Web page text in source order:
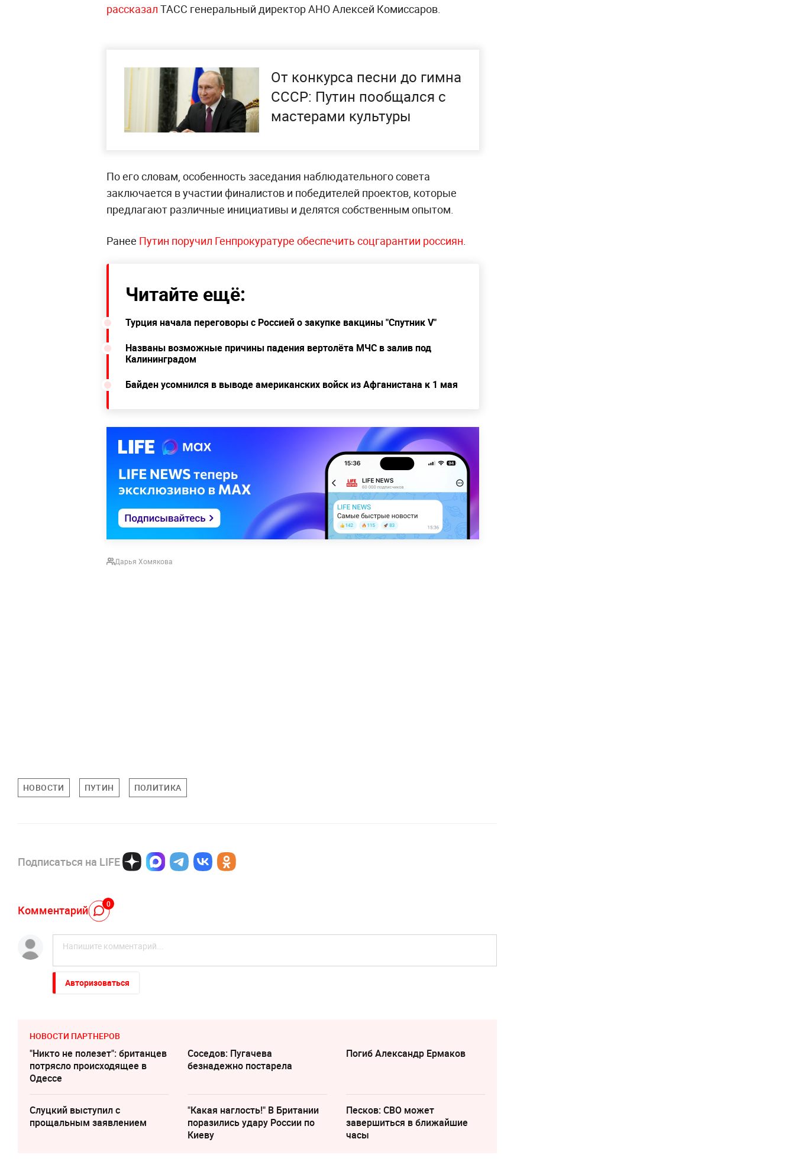
рассказал ТАСС генеральный директор АНО Алексей Комиссаров.
От конкурса песни до гимна
СССР: Путин пообщался с
мастерами культуры
По его словам, особенность заседания наблюдательного совета
заключается в участии финалистов и победителей проектов, которые
предлагают различные инициативы и делятся собственным опытом.
Ранее Путин поручил Генпрокуратуре обеспечить соцгарантии россиян.
Читайте ещё:
Турция начала переговоры с Россией о закупке вакцины "Спутник V"
Названы возможные причины падения вертолёта МЧС в залив под
Калининградом
Байден усомнился в выводе американских войск из Афганистана к 1 мая
Дарья Хомякова
НОВОСТИ ПУТИН ПОЛИТИКА
Подписаться на LIFE
Комментарий 0
Авторизоваться
НОВОСТИ ПАРТНЕРОВ
"Никто не полезет": британцев
потрясло происходящее в
Одессе
Соседов: Пугачева
безнадежно постарела
Погиб Александр Ермаков
Слуцкий выступил с
прощальным заявлением
"Какая наглость!" В Британии
поразились удару России по
Киеву
Песков: СВО может
завершиться в ближайшие
часы